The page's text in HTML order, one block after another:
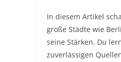
In diesem Artikel
große Städte wie
seine Stärken. Du
zuverlässigen